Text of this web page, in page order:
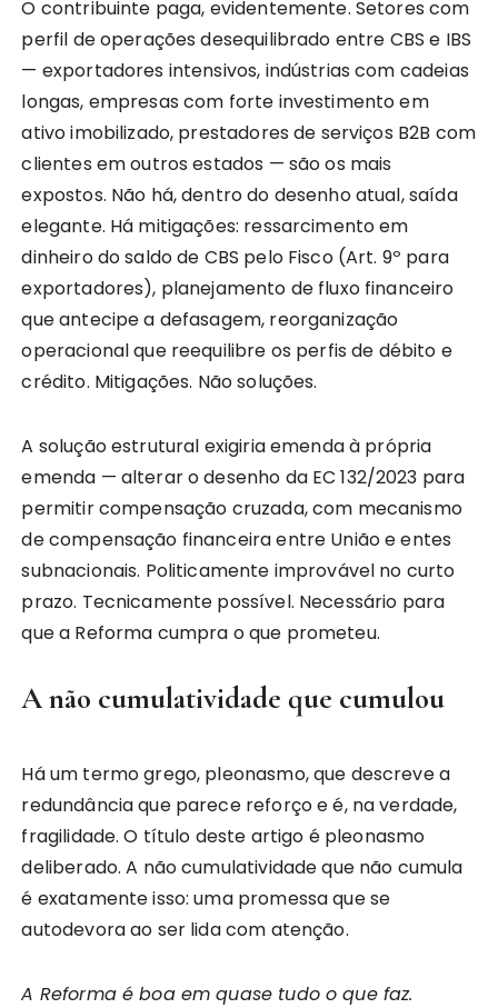
O contribuinte paga, evidentemente. Setores com
perfil de operações desequilibrado entre CBS e IBS
— exportadores intensivos, indústrias com cadeias
longas, empresas com forte investimento em
ativo imobilizado, prestadores de serviços B2B com
clientes em outros estados — são os mais
expostos. Não há, dentro do desenho atual, saída
elegante. Há mitigações: ressarcimento em
dinheiro do saldo de CBS pelo Fisco (Art. 9º para
exportadores), planejamento de fluxo financeiro
que antecipe a defasagem, reorganização
operacional que reequilibre os perfis de débito e
crédito. Mitigações. Não soluções.
A solução estrutural exigiria emenda à própria
emenda — alterar o desenho da EC 132/2023 para
permitir compensação cruzada, com mecanismo
de compensação financeira entre União e entes
subnacionais. Politicamente improvável no curto
prazo. Tecnicamente possível. Necessário para
que a Reforma cumpra o que prometeu.
A não cumulatividade que cumulou
Há um termo grego, pleonasmo, que descreve a
redundância que parece reforço e é, na verdade,
fragilidade. O título deste artigo é pleonasmo
deliberado. A não cumulatividade que não cumula
é exatamente isso: uma promessa que se
autodevora ao ser lida com atenção.
A Reforma é boa em quase tudo o que faz.